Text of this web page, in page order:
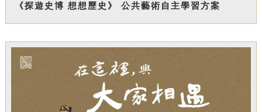
《探遊史博 想想歷史》 公共藝術自主學習方案